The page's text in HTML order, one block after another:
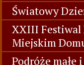
Światowy
XXIII Festiwal
Miejskim
Podróże